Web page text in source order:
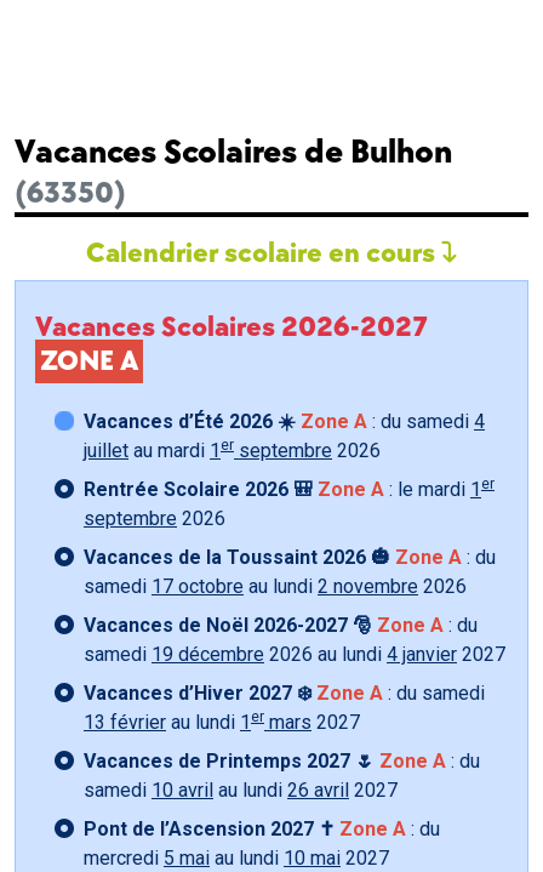
Vacances Scolaires de Bulhon
(63350)
Calendrier scolaire en cours
Vacances Scolaires 2026-2027
ZONE A
Vacances d’Été 2026 ☀️ Zone A : du samedi 4
juillet au mardi 1 er septembre 2026
Rentrée Scolaire 2026 🎒 Zone A : le mardi 1 er
septembre 2026
Vacances de la Toussaint 2026 🎃 Zone A : du
samedi 17 octobre au lundi 2 novembre 2026
Vacances de Noël 2026-2027 🎅 Zone A : du
samedi 19 décembre 2026 au lundi 4 janvier 2027
Vacances d’Hiver 2027 ❄️ Zone A : du samedi
13 février au lundi 1 er mars 2027
Vacances de Printemps 2027 🌷 Zone A : du
samedi 10 avril au lundi 26 avril 2027
Pont de l’Ascension 2027 ✝️ Zone A : du
mercredi 5 mai au lundi 10 mai 2027